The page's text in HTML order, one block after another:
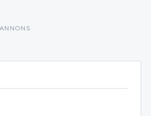
ANNONS